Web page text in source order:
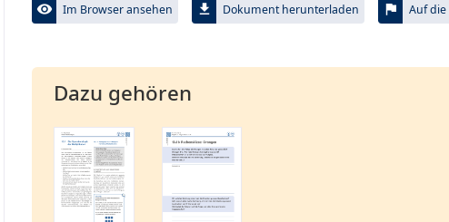
visibility Im Browser ansehen file_download Dokument herunterladen flag Auf
Dazu gehören